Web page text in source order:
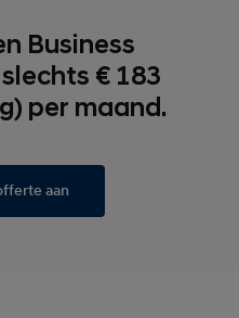
Business
€ 183
per maand.
aan